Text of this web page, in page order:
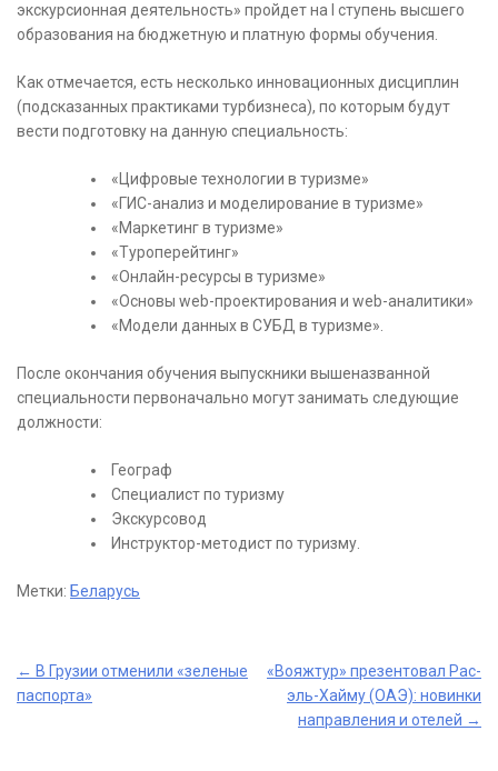
экскурсионная деятельность» пройдет на I ступень высшего
образования на бюджетную и платную формы обучения.
Как отмечается, есть несколько инновационных дисциплин
(подсказанных практиками турбизнеса), по которым будут
вести подготовку на данную специальность:
«Цифровые технологии в туризме»
«ГИС-анализ и моделирование в туризме»
«Маркетинг в туризме»
«Туроперейтинг»
«Онлайн-ресурсы в туризме»
«Основы web-проектирования и web-аналитики»
«Модели данных в СУБД в туризме».
После окончания обучения выпускники вышеназванной
специальности первоначально могут занимать следующие
должности:
Географ
Специалист по туризму
Экскурсовод
Инструктор-методист по туризму.
Метки: Беларусь
Post
← В Грузии отменили «зеленые
паспорта»
«Вояжтур» презентовал Рас-
эль-Хайму (ОАЭ): новинки
направления и отелей →